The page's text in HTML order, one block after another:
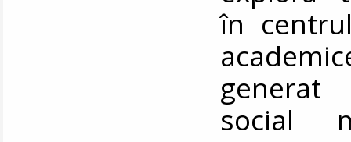
în
generat
social